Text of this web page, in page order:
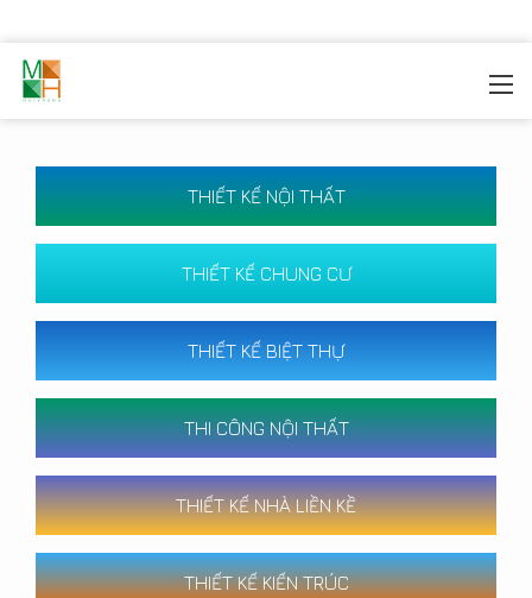
THIẾT KẾ NỘI THẤT
THIẾT KẾ CHUNG CƯ
THIẾT KẾ BIỆT THỰ
THI CÔNG NỘI THẤT
THIẾT KẾ NHÀ LIỀN KỀ
THIẾT KẾ KIẾN TRÚC